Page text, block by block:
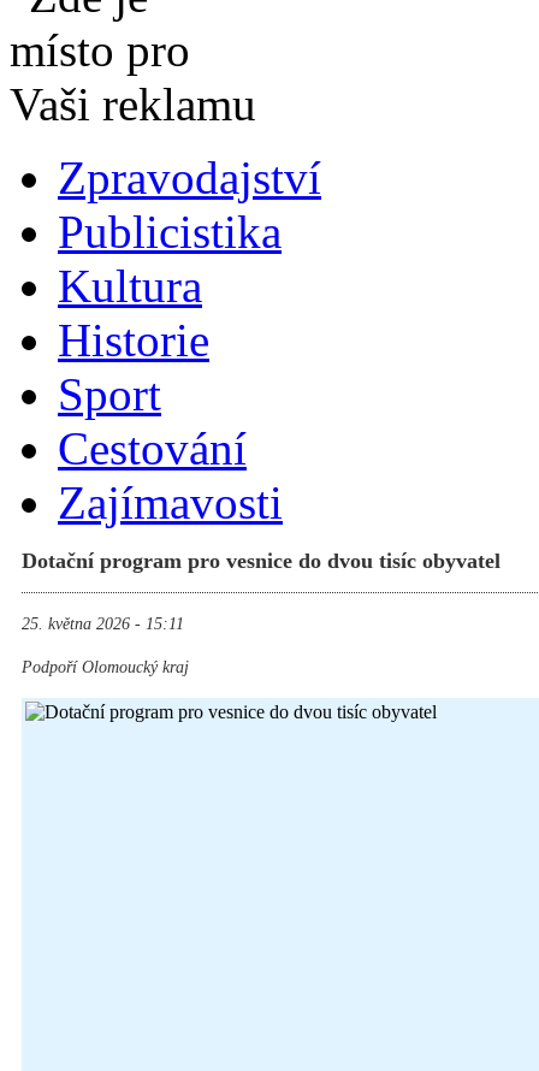
Zpravodajství
Publicistika
Kultura
Historie
Sport
Cestování
Zajímavosti
Dotační program pro vesnice do dvou tisíc obyvatel
25. května 2026 - 15:11
Podpoří Olomoucký kraj